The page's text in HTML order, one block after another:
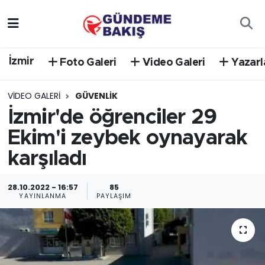
İzmir Foto Galeri Video Galeri
VIDEO GALERI GÜVENLIK
İzmir'de öğrenciler 29
Ekim'i zeybek oynayarak
karşıladı
28.10.2022 - 16:57
YAYINLANMA
85
PAYLAŞIM
DÜNYA
EGE
EĞİTİM
EKONOMİ
English News
GÜNCEL
Trafik Durumu
Süper Lig Puan Durumu ve Fikstür
Tüm Manşetler
Son Dakika Haberleri
Haber Arşivi